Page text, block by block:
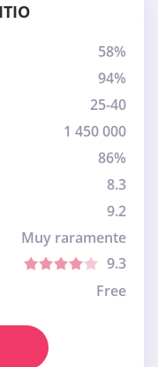
58%
94%
25-40
1 450 000
86%
8.3
9.2
Muy raramente
9.3
Free